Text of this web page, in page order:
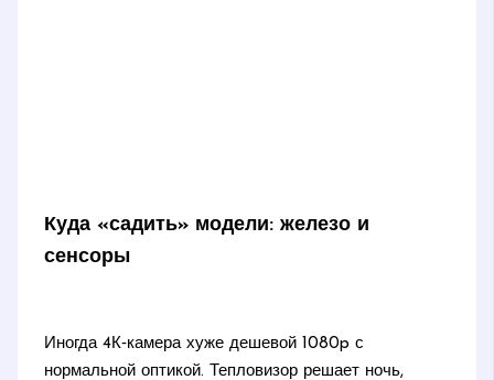
Куда «садить» модели: железо и
сенсоры
Иногда 4К‑камера хуже дешевой 1080p с
нормальной оптикой. Тепловизор решает ночь,